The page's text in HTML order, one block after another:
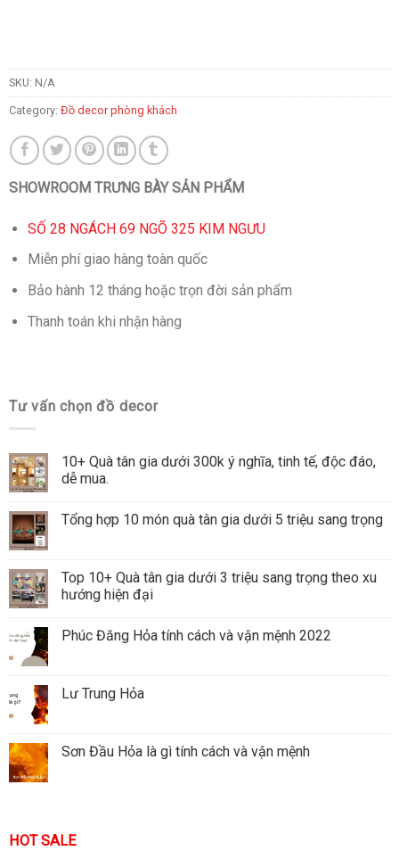
SKU: N/A
Category: Đồ decor phòng khách
SHOWROOM TRƯNG BÀY SẢN PHẨM
SỐ 28 NGÁCH 69 NGÕ 325 KIM NGƯU
Miễn phí giao hàng toàn quốc
Bảo hành 12 tháng hoặc trọn đời sản phẩm
Thanh toán khi nhận hàng
Tư vấn chọn đồ decor
10+ Quà tân gia dưới 300k ý nghĩa, tinh tế, độc đáo,
dễ mua.
Tổng hợp 10 món quà tân gia dưới 5 triệu sang trọng
Top 10+ Quà tân gia dưới 3 triệu sang trọng theo xu
hướng hiện đại
Phúc Đăng Hỏa tính cách và vận mệnh 2022
Lư Trung Hỏa
Sơn Đầu Hỏa là gì tính cách và vận mệnh
HOT SALE